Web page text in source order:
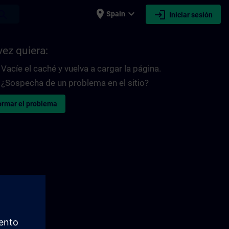
place Spain expand_more login Iniciar sesión
quiera:
Vacíe el caché y vuelva a cargar la página.
¿Sospecha de un problema en el sitio?
el problema